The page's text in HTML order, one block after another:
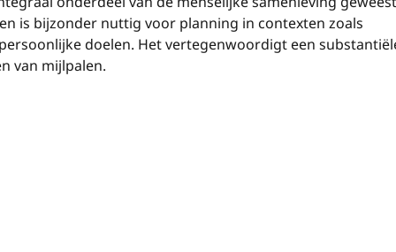
is bijzonder nuttig voor planning in contexten zoals
doelen. Het vertegenwoordigt een
van mijlpalen.